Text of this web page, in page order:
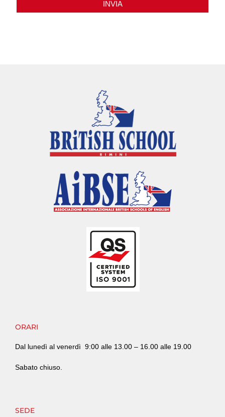
INVIA
SEDE
ORARI
Dal lunedì al venerdì 9:00 alle 13.00 – 16.00 alle 19.00
Sabato chiuso.